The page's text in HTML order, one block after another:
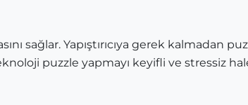
sağlar. Yapıştırıcıya gerek kalmadan
puzzle yapmayı keyifli ve stressiz